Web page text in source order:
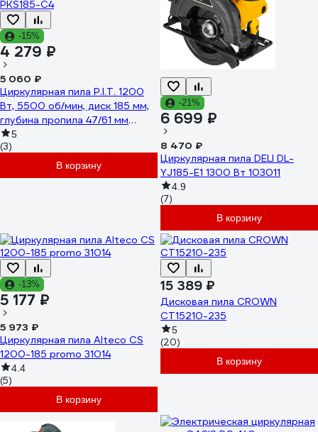
-15%
4 279 ₽
5 060 ₽
Циркулярная пила P.I.T. 1200
Вт, 5500 об/мин, диск 185 мм,
глубина пропила 47/61 мм
PKS185-C4
5
(3)
В корзину
-21%
6 699 ₽
8 470 ₽
Циркулярная пила DELI DL-
YJ185-E1 1300 Вт 103011
4.9
(7)
В корзину
-13%
5 177 ₽
5 973 ₽
Циркулярная пила Alteco CS
1200-185 promo 31014
4.4
(5)
В корзину
15 389 ₽
Дисковая пила CROWN
CT15210-235
5
(20)
В корзину